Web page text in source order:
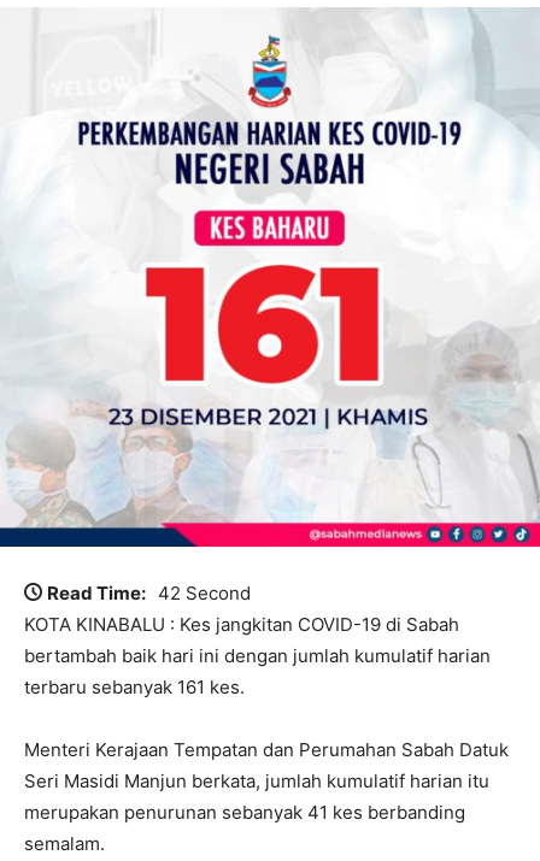
Read Time: 42 Second
KOTA KINABALU : Kes jangkitan COVID-19 di Sabah
bertambah baik hari ini dengan jumlah kumulatif harian
terbaru sebanyak 161 kes.
Menteri Kerajaan Tempatan dan Perumahan Sabah Datuk
Seri Masidi Manjun berkata, jumlah kumulatif harian itu
merupakan penurunan sebanyak 41 kes berbanding
semalam.